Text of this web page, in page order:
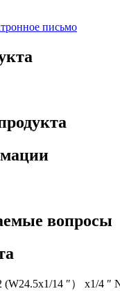
письмо
вопросы
14 ″） x1/4 ″